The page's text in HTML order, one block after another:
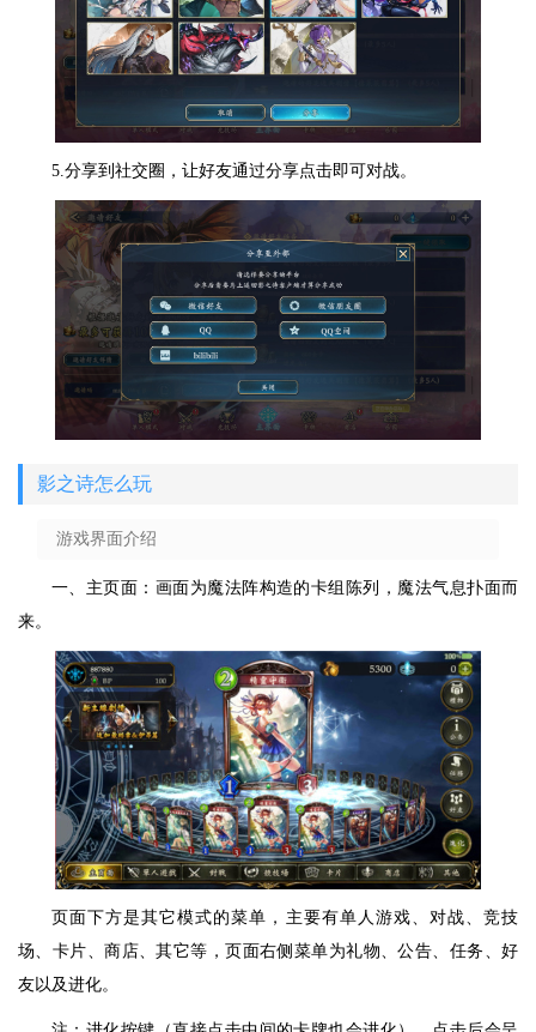
5.分享到社交圈，让好友通过分享点击即可对战。
影之诗怎么玩
游戏界面介绍
一、主页面：画面为魔法阵构造的卡组陈列，魔法气息扑面而
来。
页面下方是其它模式的菜单，主要有单人游戏、对战、竞技
场、卡片、商店、其它等，页面右侧菜单为礼物、公告、任务、好
友以及进化。